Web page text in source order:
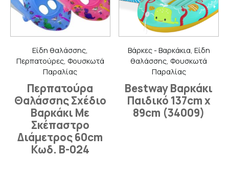
Είδη θαλάσσης,
Περπατούρες, Φουσκωτά
Παραλίας
Περπατούρα
Θαλάσσης Σχέδιο
Βαρκάκι Με
Σκέπαστρο
Διάμετρος 60cm
Κωδ. B-024
Βάρκες - Βαρκάκια, Είδη
θαλάσσης, Φουσκωτά
Παραλίας
Bestway Βαρκάκι
Παιδικό 137cm x
89cm (34009)